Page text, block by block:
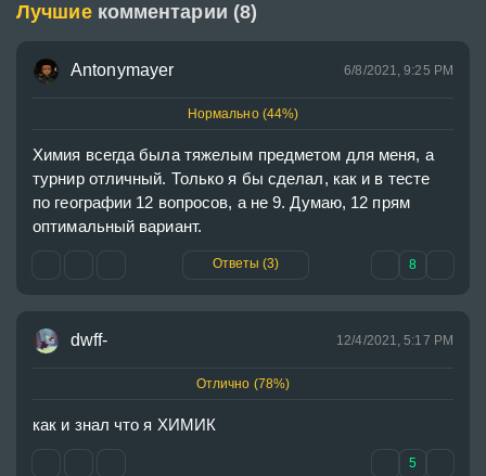
Лучшие комментарии (8)
Antonymayer 6/8/2021, 9:25 PM
Нормально (44%)
Химия всегда была тяжелым предметом для меня, а
турнир отличный. Только я бы сделал, как и в тесте
по географии 12 вопросов, а не 9. Думаю, 12 прям
оптимальный вариант.
Ответы (3) 8
dwff- 12/4/2021, 5:17 PM
Отлично (78%)
5